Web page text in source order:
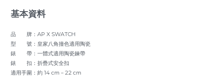
基本資料
品 牌：AP X SWATCH
型 號：皇家八角撞色適用陶瓷
錶 帶：一體式適用陶瓷鍊帶
錶 扣：折疊式安全扣
適用手圍：約 14 cm－22 cm